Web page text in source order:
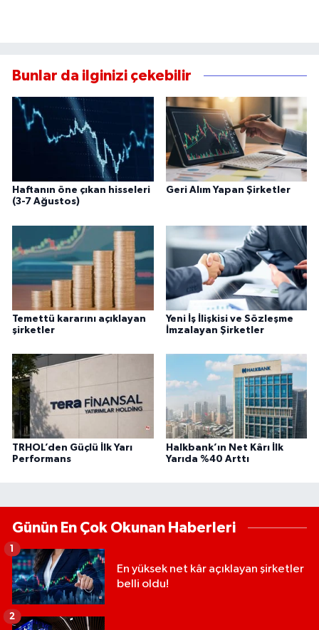
Bunlar da ilginizi çekebilir
Haftanın öne çıkan hisseleri
(3-7 Ağustos)
Geri Alım Yapan Şirketler
Temettü kararını açıklayan
şirketler
Yeni İş İlişkisi ve Sözleşme
İmzalayan Şirketler
TRHOL’den Güçlü İlk Yarı
Performans
Halkbank’ın Net Kârı İlk
Yarıda %40 Arttı
Günün En Çok Okunan Haberleri
En yüksek net kâr açıklayan şirketler
belli oldu!
1
2